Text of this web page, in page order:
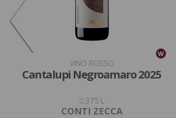
W
VINO ROSSO
Cantalupi Negroamaro 2025
0,375 L
CONTI ZECCA